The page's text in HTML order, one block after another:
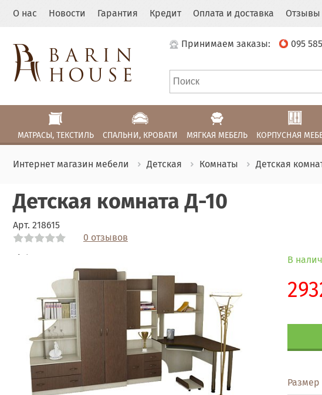
О нас Новости Гарантия Кредит Оплата и доставка Отзывы
Принимаем заказы: 095
МАТРАСЫ, ТЕКСТИЛЬ СПАЛЬНИ, КРОВАТИ МЯГКАЯ МЕБЕЛЬ КОРПУСНАЯ
Интернет магазин мебели Детская Комнаты Детская
Детская комната Д-10
Арт. 218615
0 отзывов
Link
Link В
Размер